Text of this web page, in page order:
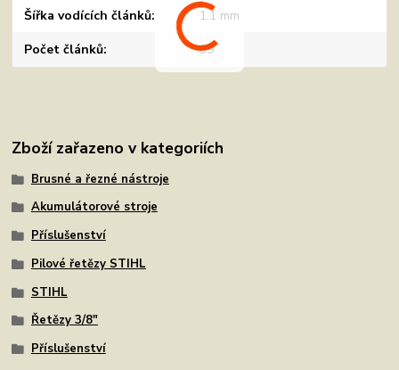
Šířka vodících článků 1.1 mm
Počet článků 39
Zboží zařazeno v kategoriích
Brusné a řezné nástroje
Akumulátorové stroje
Příslušenství
Pilové řetězy STIHL
STIHL
Řetězy 3/8"
Příslušenství